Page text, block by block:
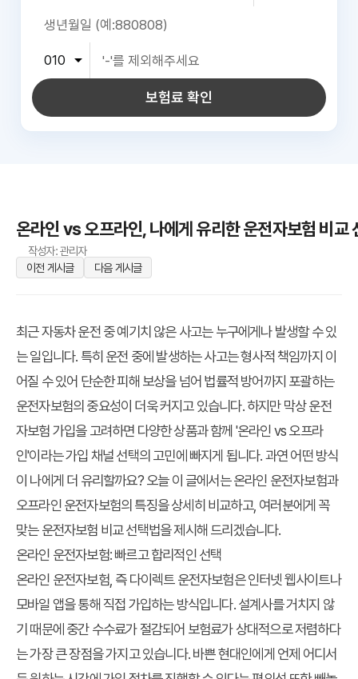
보험료 확인
온라인 vs 오프라인, 나에게 유리한 운전자보험 비교
작성자: 관리자
이전 게시글
다음 게시글
최근 자동차 운전 중 예기치 않은 사고는 누구에게나 발생할 수 있
는 일입니다. 특히 운전 중에 발생하는 사고는 형사적 책임까지 이
어질 수 있어 단순한 피해 보상을 넘어 법률적 방어까지 포괄하는
운전자보험의 중요성이 더욱 커지고 있습니다. 하지만 막상 운전
자보험 가입을 고려하면 다양한 상품과 함께 '온라인 vs 오프라
인'이라는 가입 채널 선택의 고민에 빠지게 됩니다. 과연 어떤 방식
이 나에게 더 유리할까요? 오늘 이 글에서는 온라인 운전자보험과
오프라인 운전자보험의 특징을 상세히 비교하고, 여러분에게 꼭
맞는운전자보험 비교 선택법을 제시해 드리겠습니다.
온라인 운전자보험: 빠르고 합리적인 선택
온라인 운전자보험, 즉 다이렉트 운전자보험은 인터넷 웹사이트나
모바일 앱을 통해 직접 가입하는 방식입니다. 설계사를 거치지 않
기 때문에 중간 수수료가 절감되어 보험료가 상대적으로 저렴하다
는 가장 큰 장점을 가지고 있습니다. 바쁜 현대인에게 언제 어디서